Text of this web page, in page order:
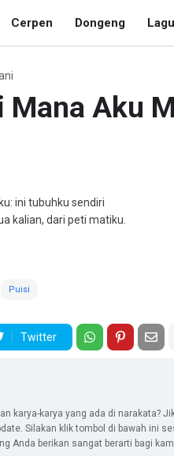
Cerpen Dongeng Lagu
Mana Aku
ini tubuhku sendiri
kalian, dari peti matiku.
Puisi
Twitter
karya-karya yang ada di narakata?
Silakan klik tombol di bawah ini
Anda berikan sangat berarti bagi